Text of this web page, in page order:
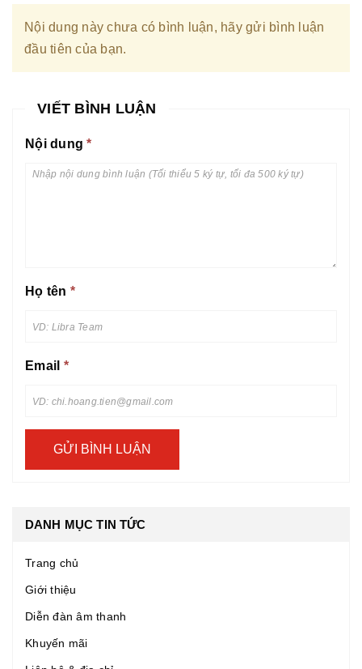
Nội dung này chưa có bình luận, hãy gửi bình luận
đầu tiên của bạn.
VIẾT BÌNH LUẬN
Nội dung*
Họ tên *
Email *
GỬI BÌNH LUẬN
DANH MỤC TIN TỨC
Trang chủ
Giới thiệu
Diễn đàn âm thanh
Khuyến mãi